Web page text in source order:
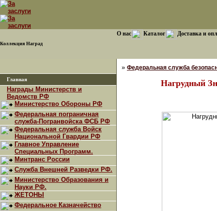
Коллекция Наград
О нас Каталог Доставка и
Главная
Награды Министерств и
Ведомств РФ
Министерство Обороны РФ
Федеральная пограничная
служба-Погранвойска ФСБ РФ
Федеральная служба Войск
Национальной Гвардии РФ
Главное Управление
Специальных Программ.
Минтранс России
Служба Внешней Разведки РФ.
Министерство Образования и
Науки РФ.
ЖЕТОНЫ
Федеральное Казначейство
» Федеральная служба
Нагрудный